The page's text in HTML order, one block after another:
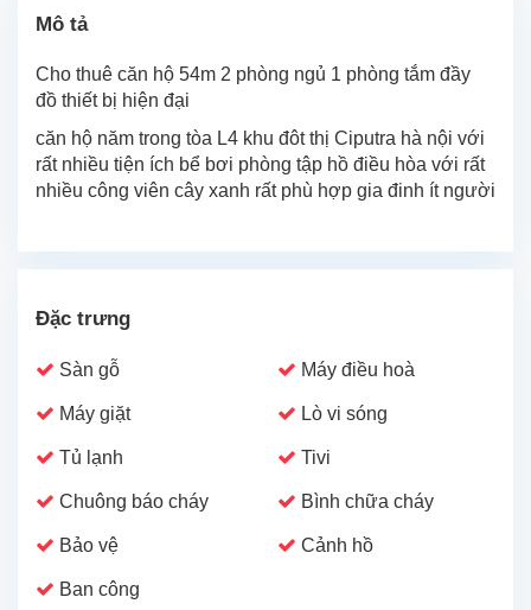
Mô tả
Cho thuê căn hộ 54m 2 phòng ngủ 1 phòng tắm đầy
đồ thiết bị hiện đại
căn hộ năm trong tòa L4 khu đôt thị Ciputra hà nội với
rất nhiều tiện ích bể bơi phòng tập hồ điều hòa với rất
nhiều công viên cây xanh rất phù hợp gia đinh ít người
Đặc trưng
Sàn gỗ Máy điều hoà
Máy giặt Lò vi sóng
Tủ lạnh Tivi
Chuông báo cháy Bình chữa cháy
Bảo vệ Cảnh hồ
Ban công